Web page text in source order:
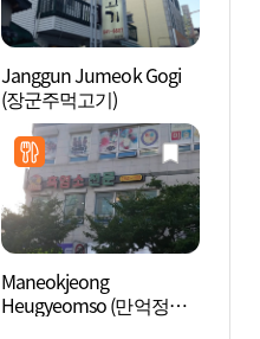
Janggun Jumeok Gogi
(장군주먹고기)
Maneokjeong
Heugyeomso (만억정흑